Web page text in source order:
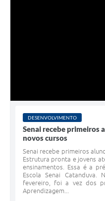
DESENVOLVIMENTO
Senai recebe primeiros
novos cursos
Senai recebe primeiros
Estrutura pronta e jovens
ensinamentos. Essa é a
Escola Senai Catanduva.
fevereiro, foi a vez dos
Aprendizagem...